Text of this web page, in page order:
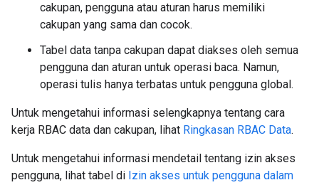
cakupan, pengguna atau aturan harus memiliki
cakupan yang sama dan cocok.
Tabel data tanpa cakupan dapat diakses oleh semua
pengguna dan aturan untuk operasi baca. Namun,
operasi tulis hanya terbatas untuk pengguna global.
Untuk mengetahui informasi selengkapnya tentang cara
kerja RBAC data dan cakupan, lihat Ringkasan RBAC Data.
Untuk mengetahui informasi mendetail tentang izin akses
pengguna, lihat tabel di Izin akses untuk pengguna dalam